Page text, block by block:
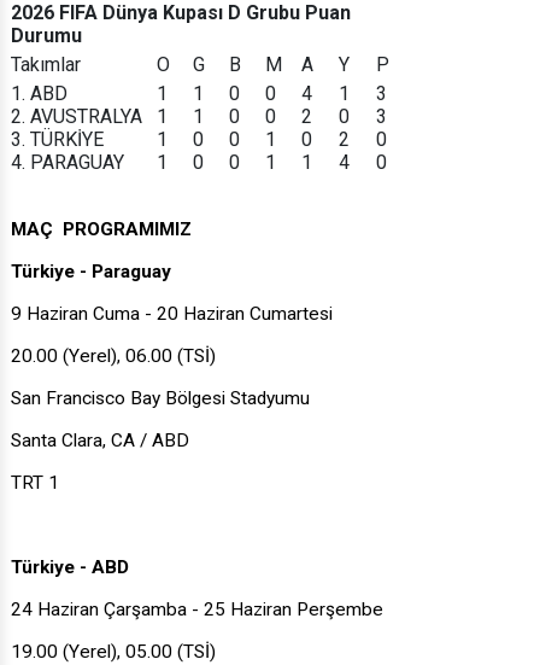
2026 FIFA Dünya Kupası D Grubu Puan
Durumu
Takımlar
O G B M A Y
P
1. ABD
1 1 0 0 4 1
3
2. AVUSTRALYA
1 1 0 0 2 0
3
3. TÜRKİYE
1 0 0 1 0 2
0
4. PARAGUAY
1 0 0 1 1 4 0
MAÇ PROGRAMIMIZ
Türkiye - Paraguay
9 Haziran Cuma - 20 Haziran Cumartesi
20.00 (Yerel), 06.00 (TSİ)
San Francisco Bay Bölgesi Stadyumu
Santa Clara, CA / ABD
TRT 1
Türkiye - ABD
24 Haziran Çarşamba - 25 Haziran Perşembe
19.00 (Yerel), 05.00 (TSİ)